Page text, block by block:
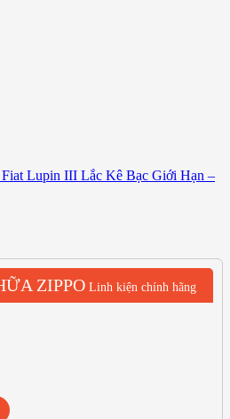
Lupin III Lắc Kê Bạc Giới Hạn –
ZIPPO Linh kiện chính hãng